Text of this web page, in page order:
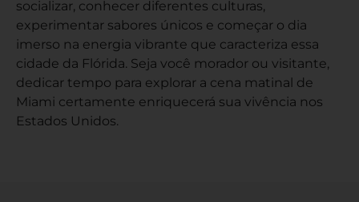
socializar, conhecer diferentes culturas,
experimentar sabores únicos e começar o dia
imerso na energia vibrante que caracteriza essa
cidade da Flórida. Seja você morador ou visitante,
dedicar tempo para explorar a cena matinal de
Miami certamente enriquecerá sua vivência nos
Estados Unidos.